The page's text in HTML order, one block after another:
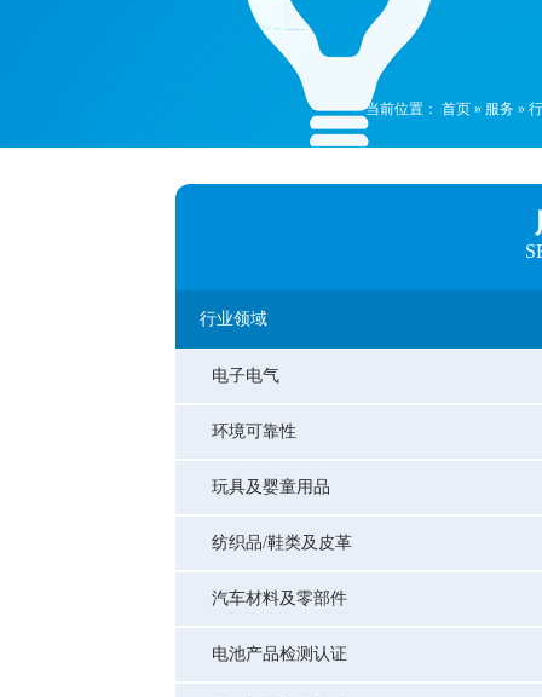
当前位置： 首页 » 服务 »
行业领域
电子电气
环境可靠性
玩具及婴童用品
纺织品/鞋类及皮革
汽车材料及零部件
电池产品检测认证